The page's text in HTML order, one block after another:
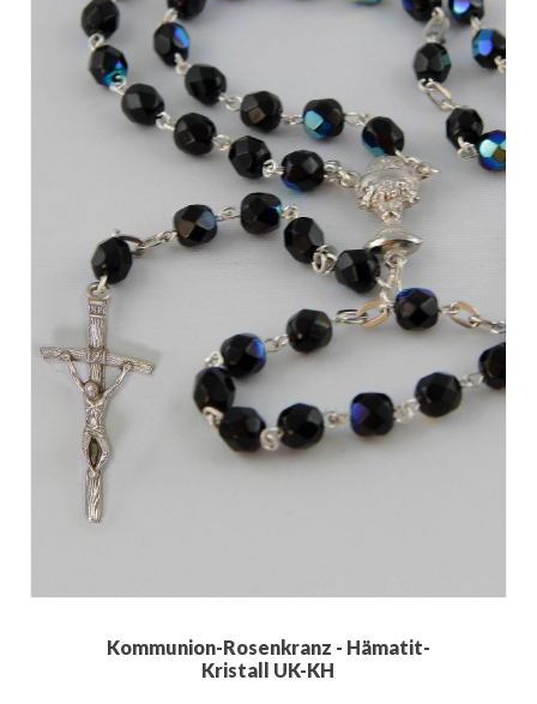
Kommunion-Rosenkranz - Hämatit-
Kristall UK-KH